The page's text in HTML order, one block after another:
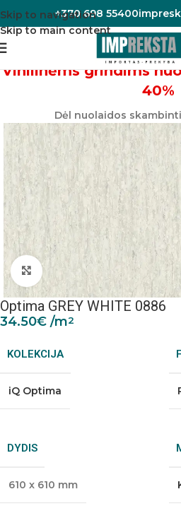
Skip to navigation
Skip to main content
+370 698 55400
Pradžia Linoleumas/PVC danga
Vinilinėms grindims
40%
Dėl nuolaidos skambinti
Padidinti nuotrauką
Optima GREY WHITE 0886
34.50€ /m2
KOLEKCIJA
iQ Optima
DYDIS
610 x 610 mm